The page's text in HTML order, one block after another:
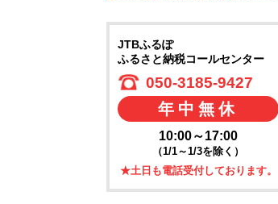
JTBふるぽ
ふるさと納税コールセンター
050-3185-9427
年中無休
10:00～17:00
（1/1～1/3を除く）
★土日も電話受付しております。